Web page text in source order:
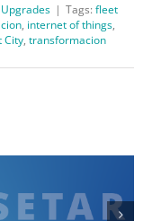
Upgrades | Tags: fleet
, internet of things,
City, transformacion
Diamars 21 di juli:
SETAR ta informa cu lo